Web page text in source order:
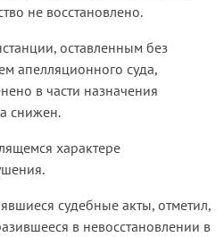
не восстановлено.
оставленным без
апелляционного суда,
в части назначения
снижен.
характере
судебные акты, отметил,
в невосстановлении в